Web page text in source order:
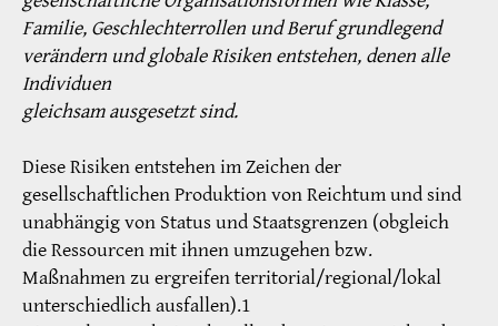
Familie, Geschlechterrollen und Beruf grundlegend
verändern und globale Risiken entstehen, denen alle
Individuen
gleichsam ausgesetzt sind.
Diese Risiken entstehen im Zeichen der
gesellschaftlichen Produktion von Reichtum und sind
unabhängig von Status und Staatsgrenzen (obgleich
die Ressourcen mit ihnen umzugehen bzw.
Maßnahmen zu ergreifen territorial/regional/lokal
unterschiedlich ausfallen).1